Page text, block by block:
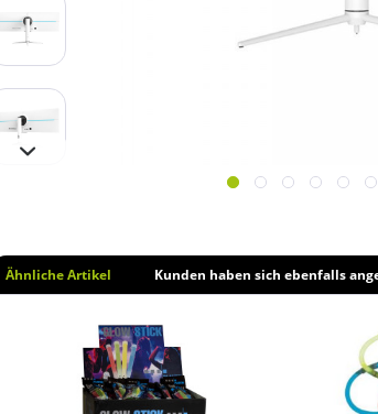
Ähnliche Artikel Kunden haben sich ebenfalls